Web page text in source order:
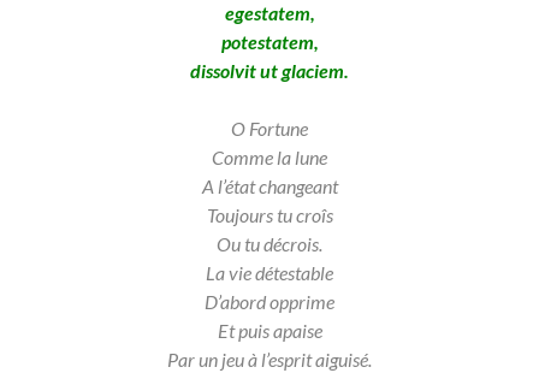
egestatem,
potestatem,
dissolvit ut glaciem.
O Fortune
Comme la lune
A l’état changeant
Toujours tu croîs
Ou tu décrois.
La vie détestable
D’abord opprime
Et puis apaise
Par un jeu à l’esprit aiguisé.